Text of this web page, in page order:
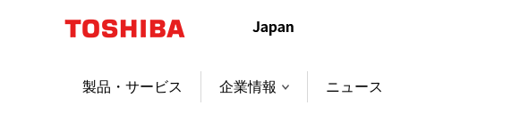
ャ
製品・サービス 企業情報 ニュース